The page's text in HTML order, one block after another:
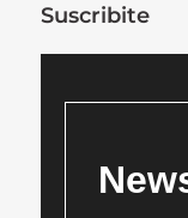
Suscribite